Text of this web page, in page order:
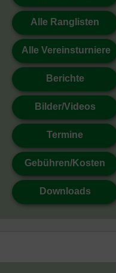
Alle Ranglisten
Alle Vereinsturniere
Berichte
Bilder/Videos
Termine
Gebühren/Kosten
Downloads